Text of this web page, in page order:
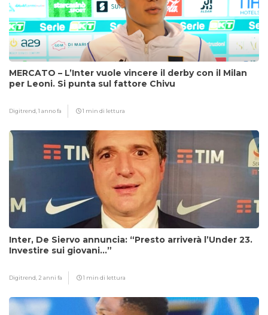
MERCATO – L’Inter vuole vincere il derby con il Milan
per Leoni. Si punta sul fattore Chivu
Digitrend,1 anno fa 1 min di lettura
Inter, De Siervo annuncia: “Presto arriverà l’Under 23.
Investire sui giovani…”
Digitrend, 2 anni fa 1 min di lettura